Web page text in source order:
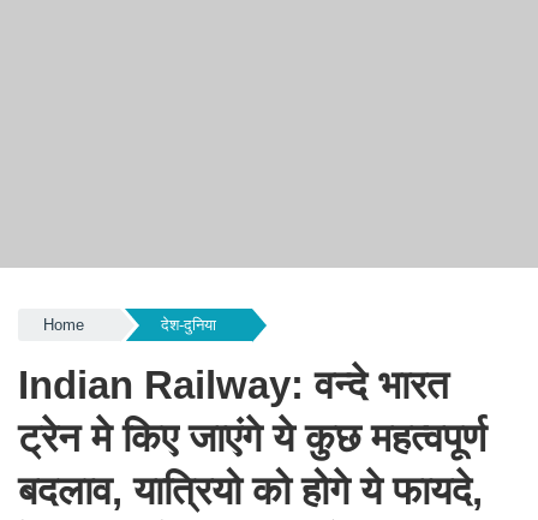
Home देश-दुनिया
Indian Railway: वन्दे भारत
ट्रेन मे किए जाएंगे ये कुछ महत्वपूर्ण
बदलाव, यात्रियो को होगे ये फायदे,